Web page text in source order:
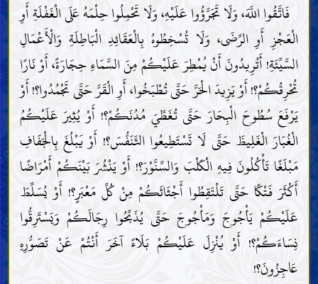
فَاتَّقُوا اللَّهَ، وَلَا تَجَرَّؤُوا عَلَيْهِ، وَلَا تَحْمِلُوا حِلْمَهُ عَلَى الْغَفْلَةِ أَوِ
الْعَجْزِ أَوِ الرِّضَى، وَلَا تُسْخِطُوهُ بِالْعَقَائِدِ الْبَاطِلَةِ وَالْأَعْمَالِ
السَّيِّئَةِ! أَتُرِيدُونَ أَنْ يُمْطِرَ عَلَيْكُمْ مِنَ السَّمَاءِ حِجَارَةً، أَوْ نَارًا
تُحْرِقُكُمْ؟! أَوْ يَزِيدَ الْحَرَّ حَتَّى تُطْبَخُوا، أَوِ الْقَرَّ حَتَّى تَجْمُدُوا؟! أَوْ
يَرْفَعَ سُطُوحَ الْبِحَارَ حَتَّى تُغَطِّيَ مُدُنَكُمْ؟! أَوْ يُثِيرَ عَلَيْكُمُ
الْغُبَارَ الْغَلِيظَ حَتَّى لَا تَسْتَطِيعُوا التَّنَفُّسَ؟! أَوْ يَبْلُغَ بِالْجَفَافِ
مَبْلَغًا تَأْكُلُونَ فِيهِ الْكَلْبَ وَالسِّنَّوْرَ؟! أَوْ يَنْشُرَ بَيْنَكُمْ أَمْرَاضًا
أَكْثَرَ فَتْكًا حَتَّى تَلْتَقِطُوا أَجْثَاثَكُمْ مِنْ كُلِّ مَعْبَرٍ؟! أَوْ يُسَلِّطَ
عَلَيْكُمْ يَأْجُوجَ وَمَأْجُوجَ حَتَّى يُذَبِّحُوا رِجَالَكُمْ وَيَسْتَرِقُّوا
نِسَاءَكُمْ؟! أَوْ يُنْزِلَ عَلَيْكُمْ بَلَاءً آخَرَ أَنْتُمْ عَنْ تَصَوُّرِهِ
عَاجِزُونَ؟!